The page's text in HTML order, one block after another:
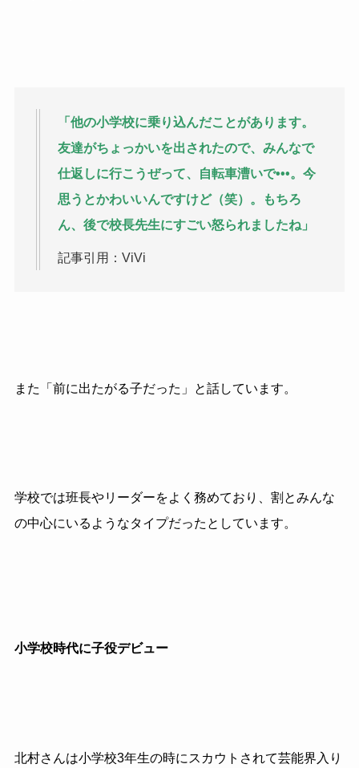
「他の小学校に乗り込んだことがあります。
友達がちょっかいを出されたので、みんなで
仕返しに行こうぜって、自転車漕いで•••。今
思うとかわいいんですけど（笑）。もちろ
ん、後で校長先生にすごい怒られましたね」
記事引用：ViVi
また「前に出たがる子だった」と話しています。
学校では班長やリーダーをよく務めており、割とみんな
の中心にいるようなタイプだったとしています。
小学校時代に子役デビュー
北村さんは小学校3年生の時にスカウトされて芸能界入り